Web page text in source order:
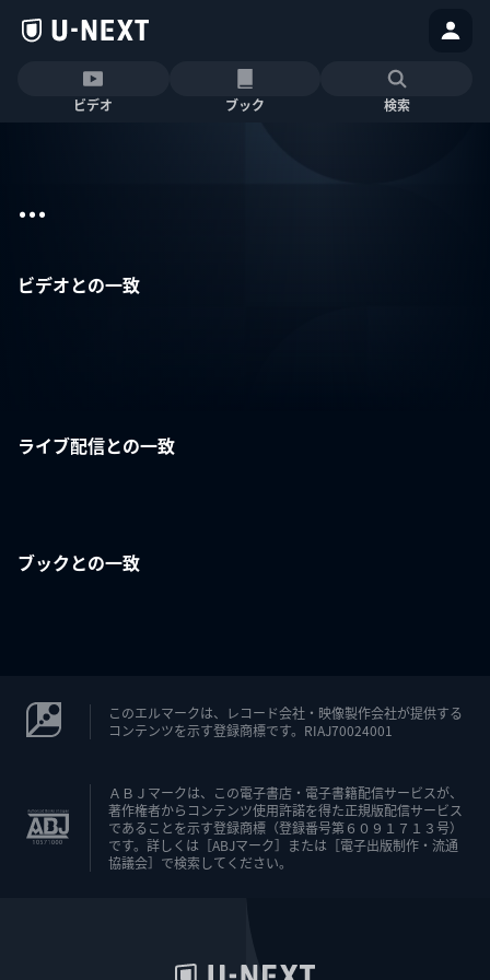
ビデオ ブック 検索
...
ビデオとの一致
ライブ配信との一致
ブックとの一致
このエルマークは、レコード会社・映像製作会社が提供する
コンテンツを示す登録商標です。RIAJ70024001
ＡＢＪマークは、この電子書店・電子書籍配信サービスが、
著作権者からコンテンツ使用許諾を得た正規版配信サービス
であることを示す登録商標（登録番号第６０９１７１３号）
です。詳しくは［ABJマーク］または［電子出版制作・流通
協議会］で検索してください。